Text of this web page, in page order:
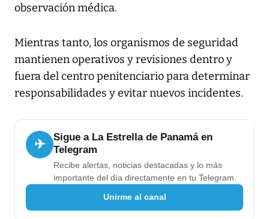
observación médica.
Mientras tanto, los organismos de seguridad
mantienen operativos y revisiones dentro y
fuera del centro penitenciario para determinar
responsabilidades y evitar nuevos incidentes.
✈
Sigue a La Estrella de Panamá en
Telegram
Recibe alertas, noticias destacadas y lo más
importante del día directamente en tu Telegram.
Unirme al canal